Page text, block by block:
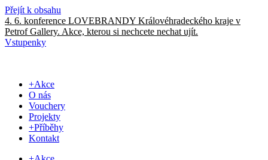
Přejít k obsahu
4. 6. konference LOVEBRANDY Královéhradeckého kraje v
Petrof Gallery. Akce, kterou si nechcete nechat ujít.
Vstupenky
+Akce
O nás
Vouchery
Projekty
+Příběhy
Kontakt